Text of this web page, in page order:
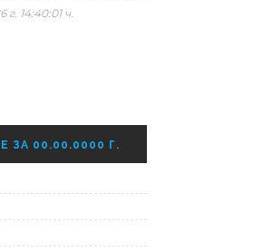
г. 14:40:01 ч.
ЗА 00.00.0000 Г.